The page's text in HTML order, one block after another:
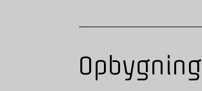
Opbygning